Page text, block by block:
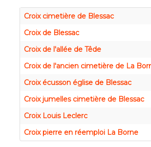
Croix cimetière de Blessac
Croix de Blessac
Croix de l'allée de Têde
Croix de l'ancien cimetière de La
Croix écusson église de Blessac
Croix jumelles cimetière de Blessac
Croix Louis Leclerc
Croix pierre en réemploi La Borne